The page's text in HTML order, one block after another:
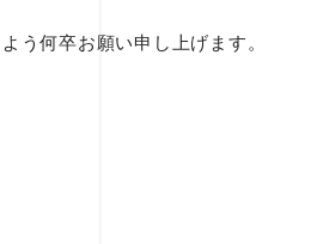
う何卒お願い申し上げます。